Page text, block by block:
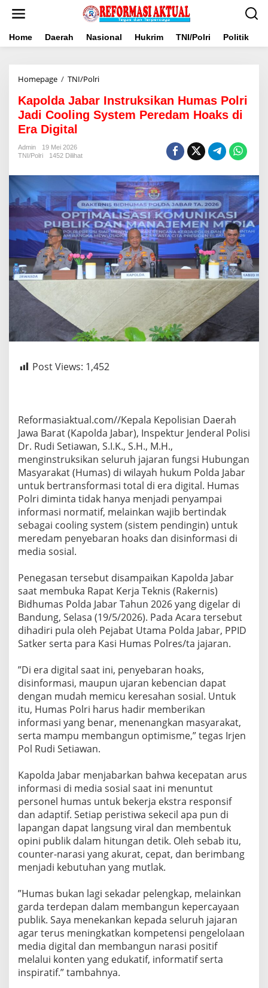
Home Daerah Nasional Hukrim TNI/Polri Politik
Homepage / TNI/PolriKapolda
Instruksikan
Humas
Polri
Hoaks
Era
Digital‎
Kapolda Jabar Instruksikan Humas Polri
Jadi Cooling System Peredam Hoaks di
Era Digital‎
Admin
19 Mei 2026
TNI/Polri
1452 Dilihat
Post Views: 1,452
‎Reformasiaktual.com//Kepala Kepolisian Daerah
Jawa Barat (Kapolda Jabar), Inspektur Jenderal Polisi
Dr. Rudi Setiawan, S.I.K., S.H., M.H.,
menginstruksikan seluruh jajaran fungsi Hubungan
Masyarakat (Humas) di wilayah hukum Polda Jabar
untuk bertransformasi total di era digital. Humas
Polri diminta tidak hanya menjadi penyampai
informasi normatif, melainkan wajib bertindak
sebagai cooling system (sistem pendingin) untuk
meredam penyebaran hoaks dan disinformasi di
media sosial.
‎Penegasan tersebut disampaikan Kapolda Jabar
saat membuka Rapat Kerja Teknis (Rakernis)
Bidhumas Polda Jabar Tahun 2026 yang digelar di
Bandung, Selasa (19/5/2026). Pada Acara tersebut
dihadiri pula oleh Pejabat Utama Polda Jabar, PPID
Satker serta para Kasi Humas Polres/ta jajaran.
‎”Di era digital saat ini, penyebaran hoaks,
disinformasi, maupun ujaran kebencian dapat
dengan mudah memicu keresahan sosial. Untuk
itu, Humas Polri harus hadir memberikan
informasi yang benar, menenangkan masyarakat,
serta mampu membangun optimisme,” tegas Irjen
Pol Rudi Setiawan.
‎Kapolda Jabar menjabarkan bahwa kecepatan arus
informasi di media sosial saat ini menuntut
personel humas untuk bekerja ekstra responsif
dan adaptif. Setiap peristiwa sekecil apa pun di
lapangan dapat langsung viral dan membentuk
opini publik dalam hitungan detik. Oleh sebab itu,
counter-narasi yang akurat, cepat, dan berimbang
menjadi kebutuhan yang mutlak.
‎”Humas bukan lagi sekadar pelengkap, melainkan
garda terdepan dalam membangun kepercayaan
publik. Saya menekankan kepada seluruh jajaran
agar terus meningkatkan kompetensi pengelolaan
media digital dan membangun narasi positif
melalui konten yang edukatif, informatif serta
inspiratif.” tambahnya.